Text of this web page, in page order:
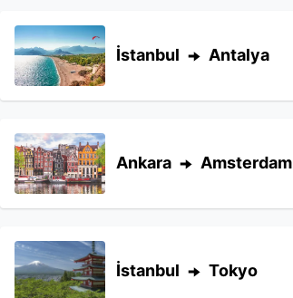
İstanbul Antalya
Ankara Amsterdam
İstanbul Tokyo